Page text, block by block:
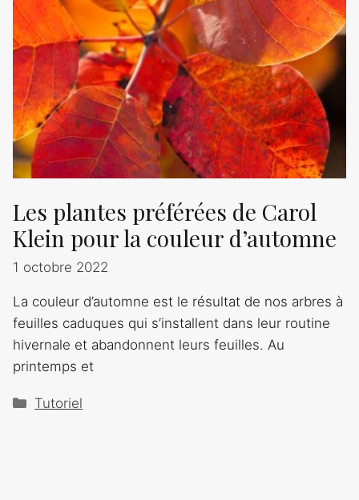
Les plantes préférées de Carol
Klein pour la couleur d’automne
1 octobre 2022
La couleur d’automne est le résultat de nos arbres à
feuilles caduques qui s’installent dans leur routine
hivernale et abandonnent leurs feuilles. Au
printemps et
Catégories
Tutoriel